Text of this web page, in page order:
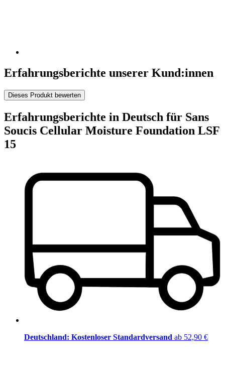
Erfahrungsberichte unserer Kund:innen
Dieses Produkt bewerten
Erfahrungsberichte in Deutsch für Sans
Soucis Cellular Moisture Foundation LSF
15
Deutschland: Kostenloser Standardversand ab 52,90 €